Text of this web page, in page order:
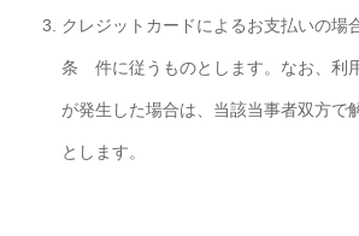
クレジットカードによるお支払いの場
条 件に従うものとします。なお、利
が発生した場合は、当該当事者双方で
とします。